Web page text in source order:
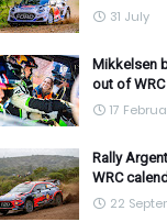
31 July
Mikkelsen
out of
17
Rally
WRC
22